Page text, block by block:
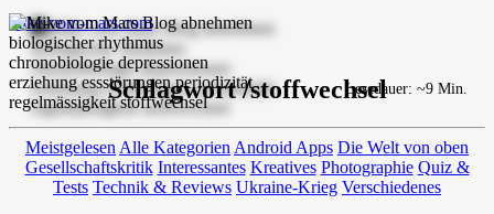
mike-vom-mars.com
Schlagwort /stoffwechsel
Meistgelesen Alle Kategorien Android Apps Die Welt von oben
Gesellschaftskritik Interessantes Kreatives Photographie Quiz &
Tests Technik & Reviews Ukraine-Krieg Verschiedenes
Lesedauer: ~9 Min.